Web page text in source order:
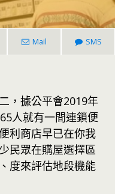
Mail SMS
，據公平會2019年
人就有一間連鎖便
利商店早已在你我
民眾在購屋選擇區
度來評估地段機能